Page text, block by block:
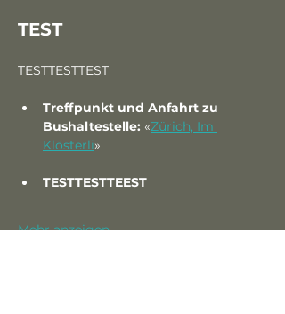
TEST
TESTTESTTEST
Treffpunkt und Anfahrt zu
Bushaltestelle: «Zürich, Im
Klösterli»
TESTTESTTEEST
Mehr anzeigen